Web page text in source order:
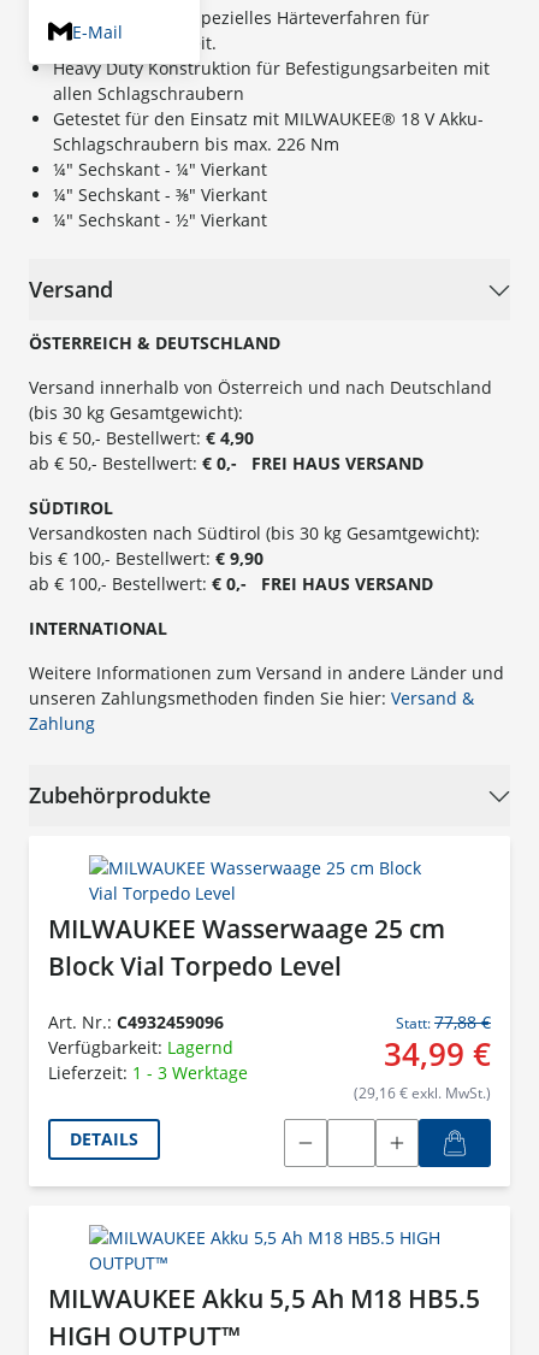
E-Mail
Spezialstahl und spezielles Härteverfahren für
maximale Standzeit.
Heavy Duty Konstruktion für Befestigungsarbeiten mit
allen Schlagschraubern
Getestet für den Einsatz mit MILWAUKEE® 18 V Akku-
Schlagschraubern bis max. 226 Nm
¼″ Sechskant - ¼″ Vierkant
¼″ Sechskant - ⅜″ Vierkant
¼″ Sechskant - ½″ Vierkant
Versand
ÖSTERREICH & DEUTSCHLAND
Versand innerhalb von Österreich und nach Deutschland
(bis 30 kg Gesamtgewicht):
bis € 50,- Bestellwert: € 4,90
ab € 50,- Bestellwert: € 0,- FREI HAUS VERSAND
SÜDTIROL
Versandkosten nach Südtirol (bis 30 kg Gesamtgewicht):
bis € 100,- Bestellwert: € 9,90
ab € 100,- Bestellwert: € 0,- FREI HAUS VERSAND
INTERNATIONAL
Weitere Informationen zum Versand in andere Länder und
unseren Zahlungsmethoden finden Sie hier: Versand &
Zahlung
Zubehörprodukte
MILWAUKEE Wasserwaage 25 cm
Block Vial Torpedo Level
Art. Nr.: C4932459096
Verfügbarkeit: Lagernd
Lieferzeit: 1 - 3 Werktage
Statt:77,88 €
34,99 €
(29,16 € exkl. MwSt.)
DETAILS
MILWAUKEE Akku 5,5 Ah M18 HB5.5
HIGH OUTPUT™